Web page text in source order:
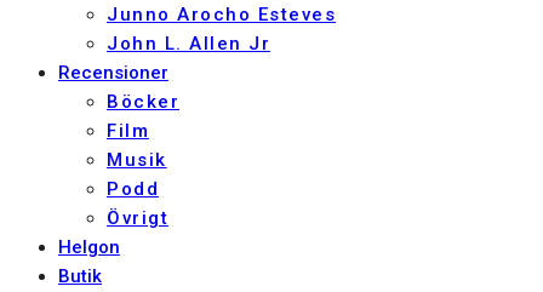
Junno Arocho Esteves
John L. Allen Jr
Recensioner
Böcker
Film
Musik
Podd
Övrigt
Helgon
Butik